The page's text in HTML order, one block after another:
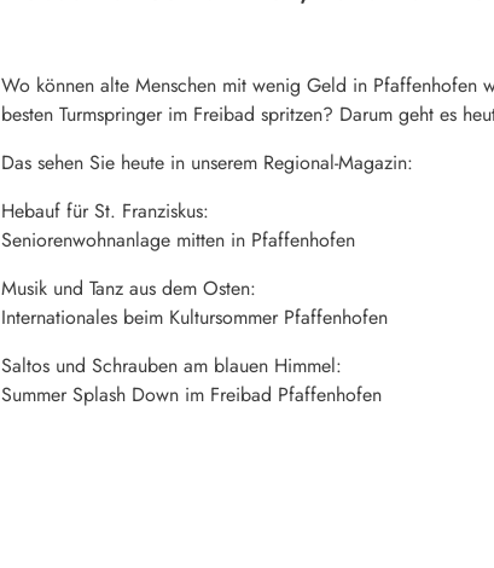
Wo können alte Menschen mit wenig Geld in
besten Turmspringer im Freibad spritzen? Darum geht es
Das sehen Sie heute in unserem Regional-Magazin:
Hebauf für St. Franziskus:
Seniorenwohnanlage mitten in Pfaffenhofen
Musik und Tanz aus dem Osten:
Internationales beim Kultursommer Pfaffenhofen
Saltos und Schrauben am blauen Himmel:
Summer Splash Down im Freibad Pfaffenhofen